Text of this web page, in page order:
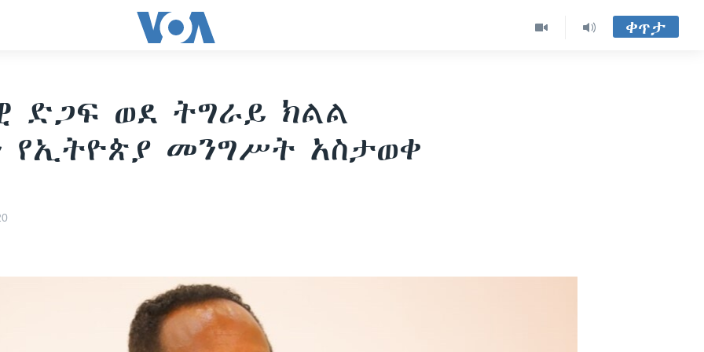
ቀጥታ
ድጋፍ ወደ ትግራይ ክልል
የኢትዮጵያ መንግሥት አስታወቀ